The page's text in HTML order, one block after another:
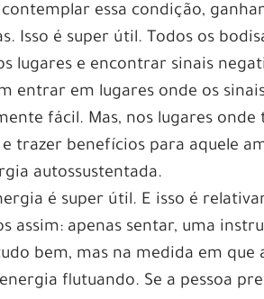
essa condição,
Isso é super útil. Todos os
lugares e encontrar sinais
entrar em lugares onde os
fácil. Mas, nos lugares onde
trazer benefícios para aquele
autossustentada.
é super útil. E isso é
assim: apenas sentar, uma
bem, mas na medida em
flutuando. Se a pessoa